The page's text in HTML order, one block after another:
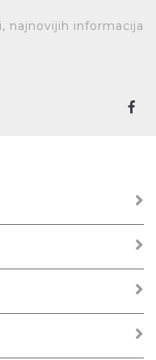
najnovijih informacija